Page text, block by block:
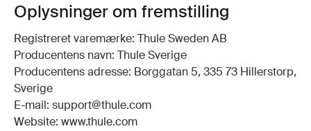
Oplysninger om fremstilling
Registreret varemærke: Thule Sweden AB
Producentens navn: Thule Sverige
Producentens adresse: Borggatan 5, 335 73 Hillerstorp,
Sverige
E-mail: support@thule.com
Website: www.thule.com